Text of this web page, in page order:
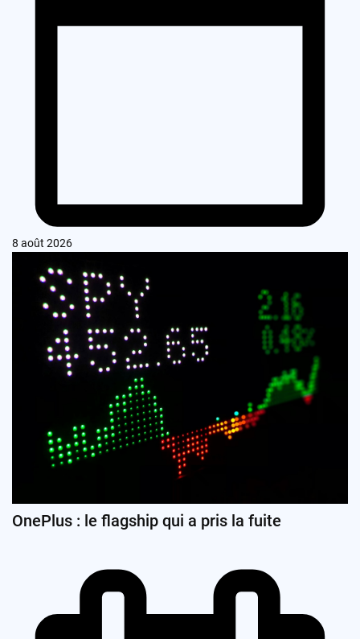
8 août 2026
OnePlus : le flagship qui a pris la fuite